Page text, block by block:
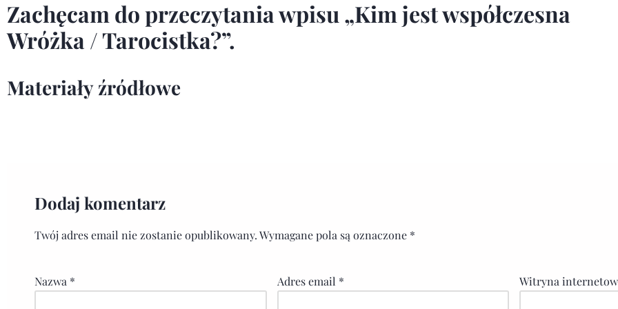
Zachęcam do przeczytania wpisu „Kim jest współczesna
Wróżka / Tarocistka?”.
Materiały źródłowe
Dodaj komentarz
Twój adres email nie zostanie opublikowany.Wymagane pola są oznaczone *
Nazwa * Adres email * Witryna